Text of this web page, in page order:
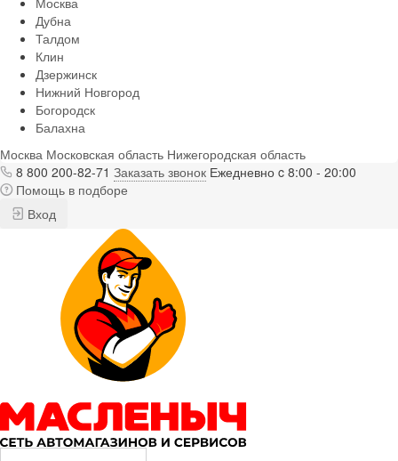
Дубна
Талдом
Клин
Дзержинск
Нижний Новгород
Богородск
Балахна
Москва Московская область Нижегородская область
8 800 200-82-71 Заказать звонок Ежедневно c 8:00 - 20:00
Помощь в подборе
Вход